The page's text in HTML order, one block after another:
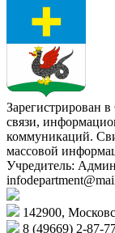
Зарегистрирован
связи,
коммуникаций.
массовой
Учредитель:
142900,
8 (49669) 2-87-